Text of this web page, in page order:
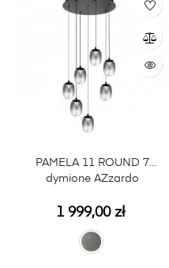
PAMELA 11 ROUND 7
dymione AZzardo
Cena
1 999,00 zł